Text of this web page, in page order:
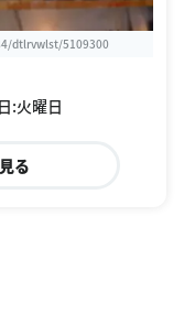
dtlrvwlst/5109300
:火曜日
る